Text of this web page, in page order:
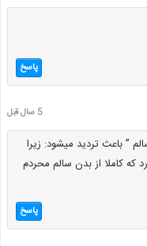
پاسخ
5 سال قبل
” باعث تردید میشود: زیرا
که کاملا از بدن سالم محردم
پاسخ